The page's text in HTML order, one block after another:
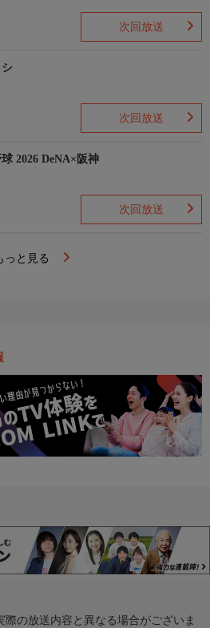
次回放送
次回放送
2026 DeNA×阪神
次回放送
っと見る
の放送内容と異なる場合がございま